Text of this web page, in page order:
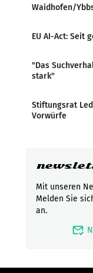
Waidhofen/
EU AI-Act: Seit
"Das
stark"
Stiftungsrat
Vorwürfe
Mit unseren
Melden Sie
an.
mark_email_read